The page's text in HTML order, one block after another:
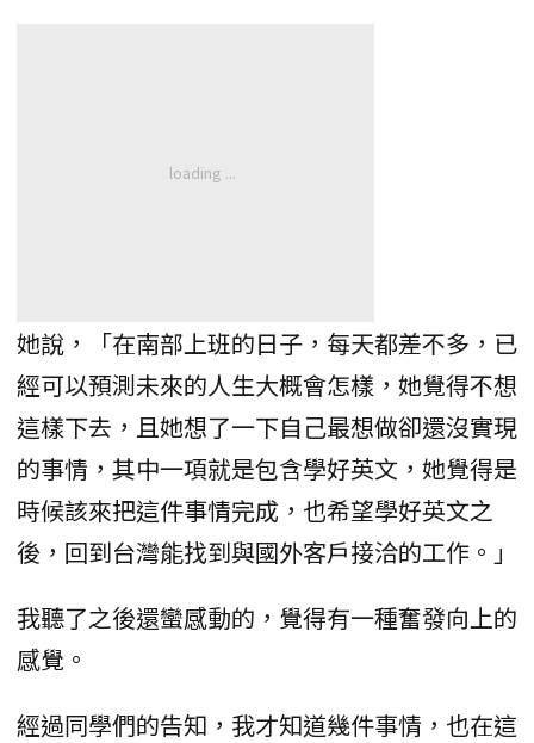
她說，「在南部上班的日子，每天都差不多，已
經可以預測未來的人生大概會怎樣，她覺得不想
這樣下去，且她想了一下自己最想做卻還沒實現
的事情，其中一項就是包含學好英文，她覺得是
時候該來把這件事情完成，也希望學好英文之
後，回到台灣能找到與國外客戶接洽的工作。」
我聽了之後還蠻感動的，覺得有一種奮發向上的
感覺。
經過同學們的告知，我才知道幾件事情，也在這